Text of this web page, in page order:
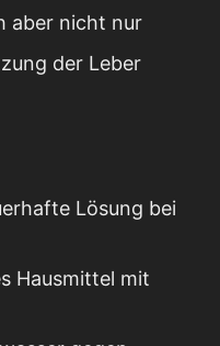
aber nicht nur
der Leber
Lösung bei
Hausmittel mit